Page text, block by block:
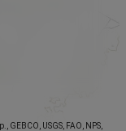
GEBCO, USGS, FAO, NPS,